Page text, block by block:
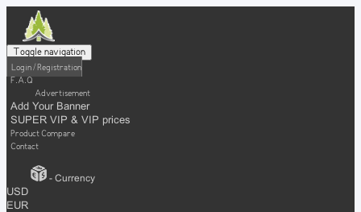
Toggle navigation
Login / Registration
F.A.Q
Advertisement
Add Your Banner
SUPER VIP & VIP prices
Product Compare
Contact
- Currency
USD
EUR